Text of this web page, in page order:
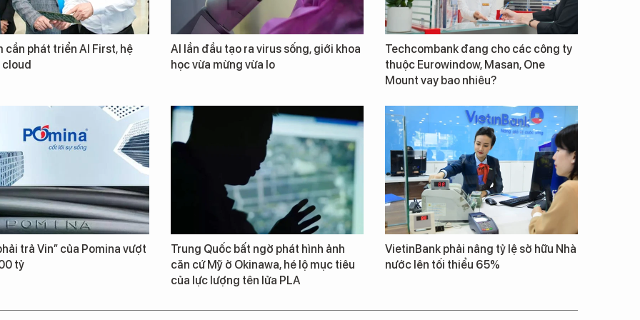
cần phát triển AI First, hệ
cloud
AI lần đầu tạo ra virus sống, giới khoa
học vừa mừng vừa lo
Techcombank đang cho các công ty
thuộc Eurowindow, Masan, One
Mount vay bao nhiêu?
trả Vin” của Pomina vượt
tỷ
Trung Quốc bất ngờ phát hình ảnh
căn cứ Mỹ ở Okinawa, hé lộ mục tiêu
của lực lượng tên lửa PLA
VietinBank phải nâng tỷ lệ sở hữu Nhà
nước lên tối thiểu 65%